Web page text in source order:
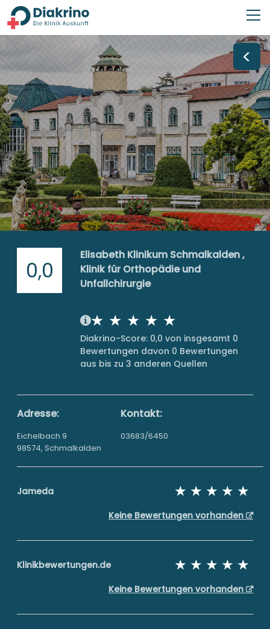
<
0,0
Elisabeth Klinikum Schmalkalden ,
Klinik für Orthopädie und
Unfallchirurgie
Diakrino-Score: 0,0 von insgesamt 0
Bewertungen davon 0 Bewertungen
aus bis zu 3 anderen Quellen
Adresse:
Eichelbach 9
98574, Schmalkalden
Kontakt:
03683/6450
Jameda
Keine Bewertungen vorhanden
Klinikbewertungen.de
Keine Bewertungen vorhanden